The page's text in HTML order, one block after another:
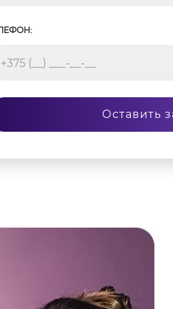
Оставить